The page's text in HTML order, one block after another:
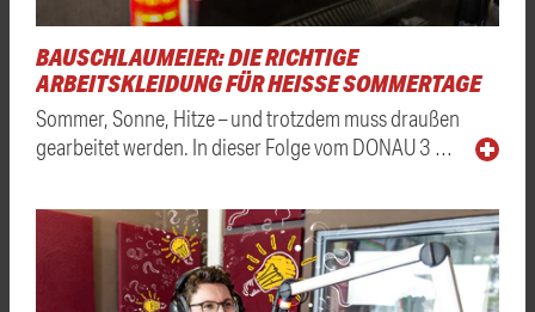
BAUSCHLAUMEIER: DIE RICHTIGE
ARBEITSKLEIDUNG FÜR HEISSE SOMMERTAGE
Sommer, Sonne, Hitze – und trotzdem muss draußen
gearbeitet werden. In dieser Folge vom DONAU 3 …